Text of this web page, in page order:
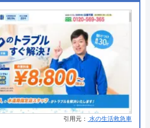
がございます
現金、クレジットカード、コンビ
ニ決済、QRコード決済、ショッピ
ングローン、デビットカード決
済、銀行決済
依頼件数194万件以上（2023年累
計）
引用元： 水の生活救急車